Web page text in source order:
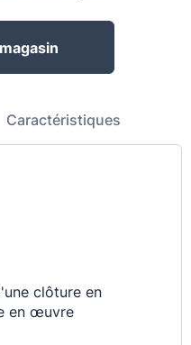
Caractéristiques
clôture en
en œuvre